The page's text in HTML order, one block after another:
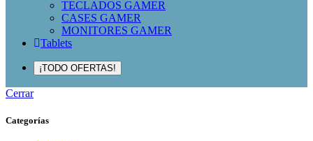
TECLADOS GAMER
CASES GAMER
MONITORES GAMER
Tablets
¡TODO OFERTAS!
Cerrar
Categorías